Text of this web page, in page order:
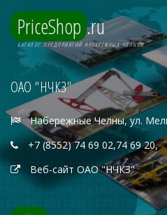
PriceShop .ru
КАТАЛОГ ПРЕДПРИЯТИЙ НАБЕРЕЖНЫХ ЧЕЛНОВ
ОАО "НЧКЗ"
Набережные Челны, ул.
+7 (8552) 74 69 02,74 69 20,
Веб-сайт ОАО "НЧКЗ"